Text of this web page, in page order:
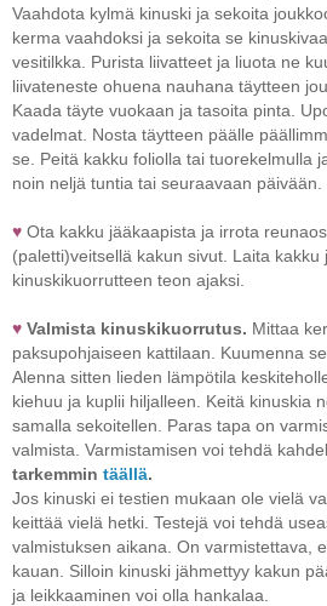
Vaahdota kylmä kinuski ja sekoita
kerma vaahdoksi ja sekoita se
vesitilkka. Purista liivatteet ja liuota ne
liivateneste ohuena nauhana täytteen
Kaada täyte vuokaan ja tasoita pinta.
vadelmat. Nosta täytteen päälle
se.
Peitä kakku foliolla tai tuorekelmulla
noin neljä tuntia tai seuraavaan päivään.
♥ Ota kakku jääkaapista ja irrota
(paletti)veitsellä kakun sivut. Laita kakku
kinuskikuorrutteen teon ajaksi.
♥ Valmista kinuskikuorrutus. Mittaa
paksupohjaiseen kattilaan. Kuumenna
Alenna sitten lieden lämpötila
kiehuu ja kuplii hiljalleen. Keitä kinuskia
samalla sekoitellen. Paras tapa on
valmista. Varmistamisen voi tehdä
tarkemmin täällä.
Jos kinuski ei testien mukaan ole vielä
keittää vielä hetki. Testejä voi tehdä
valmistuksen aikana. On varmistettava,
kauan. Silloin kinuski jähmettyy kakun
ja leikkaaminen voi olla hankalaa.